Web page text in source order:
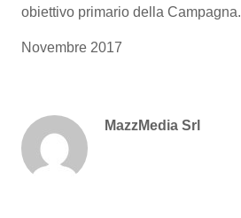
obiettivo primario della Campagna.
Novembre 2017
MazzMedia Srl